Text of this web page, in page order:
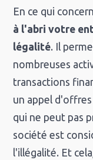
En ce qui
à l'abri votre
légalité. Il
nombreuses
transactions
un appel
qui ne peut pas
société est
l'illégalité. Et